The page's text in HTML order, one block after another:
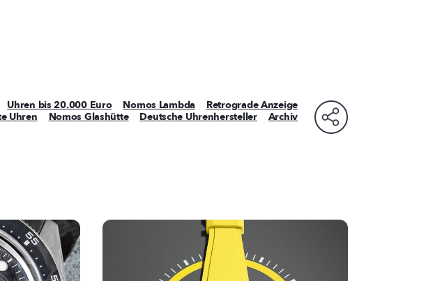
Uhren bis 20.000 Euro Nomos Lambda
Retrograde Anzeige
Uhren
Nomos Glashütte Deutsche Uhrenhersteller Archiv